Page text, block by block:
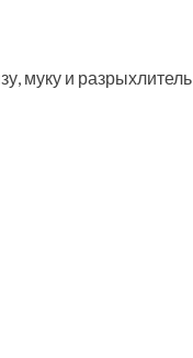
муку и разрыхлитель